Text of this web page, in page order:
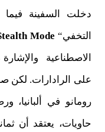
دخلت السفينة فيما
التخفي“ Mode
الاصطناعية والإشارة
على الرادارات. لكن
رومانو في ألبانيا،
حاويات، يعتقد أن